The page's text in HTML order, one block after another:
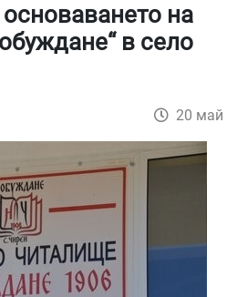
на
в село
20 май